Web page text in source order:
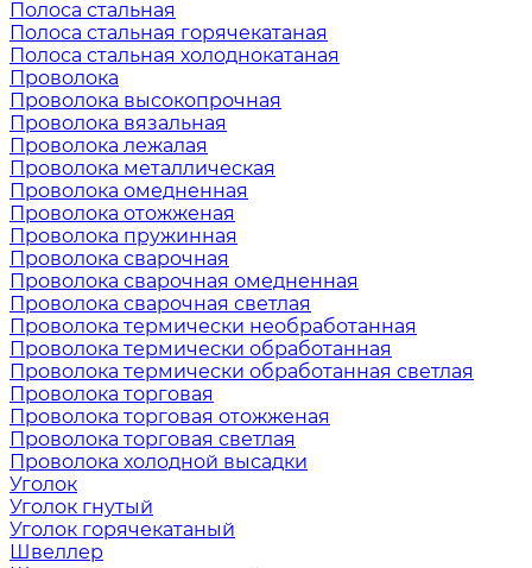
Полоса стальная
Полоса стальная горячекатаная
Полоса стальная холоднокатаная
Проволока
Проволока высокопрочная
Проволока вязальная
Проволока лежалая
Проволока металлическая
Проволока омедненная
Проволока отожженая
Проволока пружинная
Проволока сварочная
Проволока сварочная омедненная
Проволока сварочная светлая
Проволока термически необработанная
Проволока термически обработанная
Проволока термически обработанная светлая
Проволока торговая
Проволока торговая отожженая
Проволока торговая светлая
Проволока холодной высадки
Уголок
Уголок гнутый
Уголок горячекатаный
Швеллер